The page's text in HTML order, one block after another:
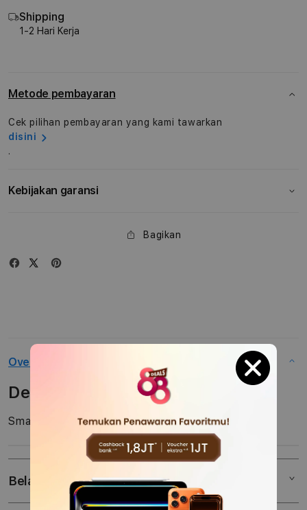
iPad
Air
Shipping
1-2 Hari Kerja
Metode pembayaran
Cek pilihan pembayaran yang kami tawarkan
disini
.
Kebijakan garansi
Bagikan
Overview
Description
Smart Folio iPad Air 13 Inch
Belanja